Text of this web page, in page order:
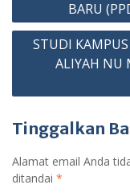
BARU
STUDI
ALIYAH NU
Tinggalkan
Alamat email Anda
ditandai *